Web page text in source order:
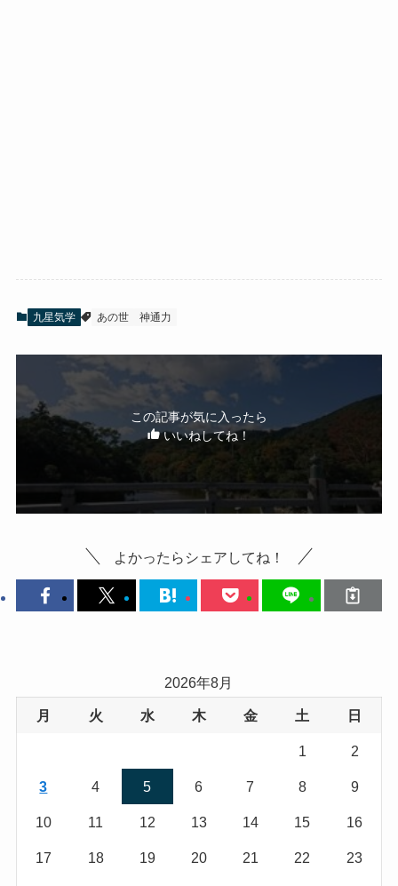
九星気学 あの世 神通力
この記事が気に入ったら
いいねしてね！
よかったらシェアしてね！
2026年8月
月 火 水 木 金 土 日
1 2
3 4 5 6 7 8 9
10 11 12 13 14 15 16
17 18 19 20 21 22 23